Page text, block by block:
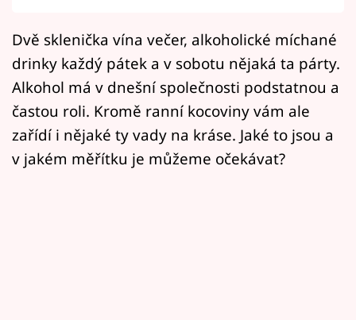
Přihlášení
Sledujte nás
Dvě sklenička vína večer, alkoholické míchané
drinky každý pátek a v sobotu nějaká ta párty.
Alkohol má v dnešní společnosti podstatnou a
častou roli. Kromě ranní kocoviny vám ale
zařídí i nějaké ty vady na kráse. Jaké to jsou a
v jakém měřítku je můžeme očekávat?